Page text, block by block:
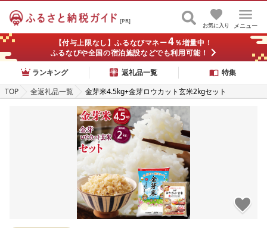
[PR]
メニュー
お気に入り
【付与上限なし】ふるなびマネー4％増量中！
ふるなびや全国の宿泊施設などでも利用可能！
ランキング
返礼品一覧
特集
TOP
全返礼品一覧 金芽米4.5kg+金芽ロウカット玄米2kgセット